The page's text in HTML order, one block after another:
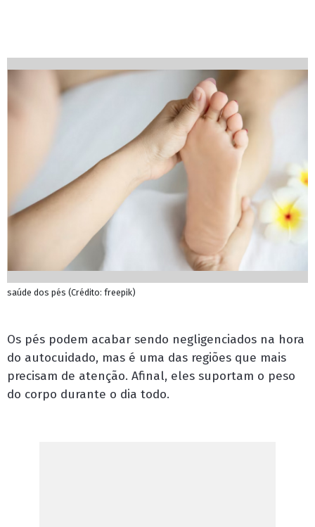
saúde dos pés (Crédito: freepik)
Os pés podem acabar sendo negligenciados na hora
do autocuidado, mas é uma das regiões que mais
precisam de atenção. Afinal, eles suportam o peso
do corpo durante o dia todo.